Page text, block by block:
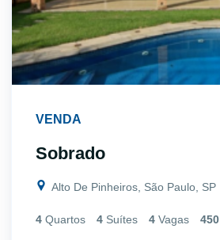
VENDA
Sobrado
Alto De Pinheiros, São Paulo, SP
4 Quartos 4 Suítes 4 Vagas 450